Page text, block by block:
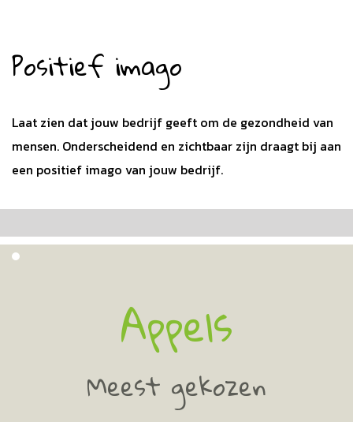
Positief imago
Laat zien dat jouw bedrijf geeft om de gezondheid van
mensen. Onderscheidend en zichtbaar zijn draagt bij aan
een positief imago van jouw bedrijf.
Appels
Meest gekozen